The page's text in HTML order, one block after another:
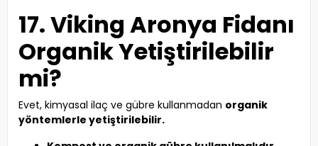
17. Viking Aronya Fidanı
Organik Yetiştirilebilir
mi?
Evet, kimyasal ilaç ve gübre kullanmadan organik
yöntemlerle yetiştirilebilir.